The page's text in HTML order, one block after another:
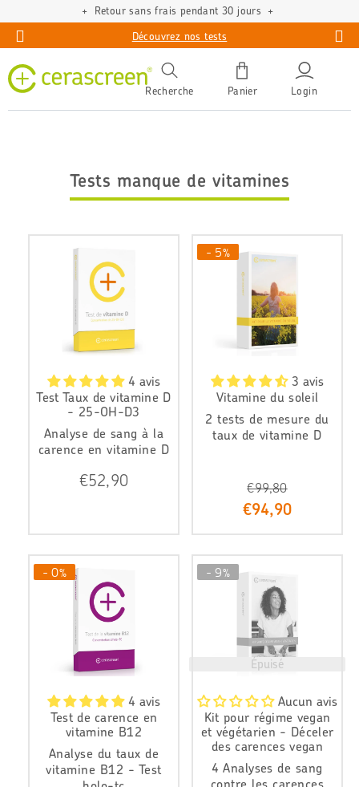
Retour sans frais pendant 30 jours
Découvrez nos tests
Recherche Panier Login
Tests manque de vitamines
4 avis
Test Taux de vitamine D
- 25-OH-D3
Analyse de sang à la
carence en vitamine D
P
r
é
r
€52,90
- 5%
3 avis
Vitamine du soleil
2 tests de mesure du
taux de vitamine D
€99,80
P
i
x
d
u
t
€94,90
- 0%
4 avis
Test de carence en
vitamine B12
Analyse du taux de
vitamine B12 - Test
- 9%
Épuisé
Aucun avis
Kit pour régime vegan
et végétarien - Déceler
des carences vegan
4 Analyses de sang
contre les carences